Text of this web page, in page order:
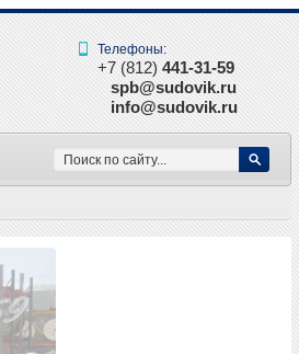
Телефоны:
+7 (812) 441-31-59
spb@sudovik.ru
info@sudovik.ru